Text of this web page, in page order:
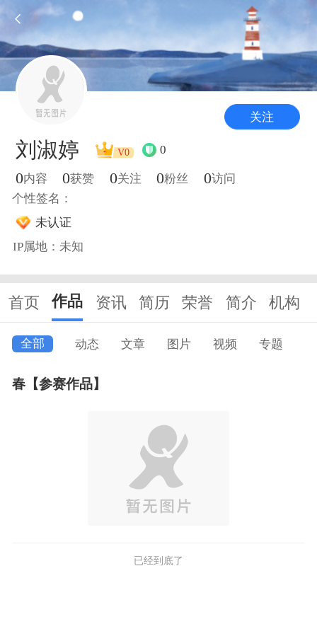
关注
刘淑婷 V0 0
0内容 0获赞 0关注 0粉丝 0访问
个性签名：
未认证
IP属地：未知
首页 作品 资讯 简历 荣誉 简介 机构
全部 动态 文章 图片 视频 专题
春【参赛作品】
已经到底了